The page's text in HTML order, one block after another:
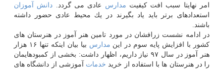
امر نهایتا سبب افت كیفیت مدارس عادی می گردد. دانش آموزان
استعدادهای برتر باید یاد بگیرند در یك محیط عادی حضور داشته
باشند.
در ادامه نشست زرافشان در مورد تامین هنر آموز در هنرستان های
كشور با افزایش پایه سوم در این مدارس
بیا بیان اینكه ‏تنها ۱۶ هزار
هنر آموز در سال ۹۷ نیاز داریم، اظهار داشت: بخشی از كمبودهایمان
را در هنرستان ها با استفاده از خرید خدمات آموزشی ‏از دانشگاه های